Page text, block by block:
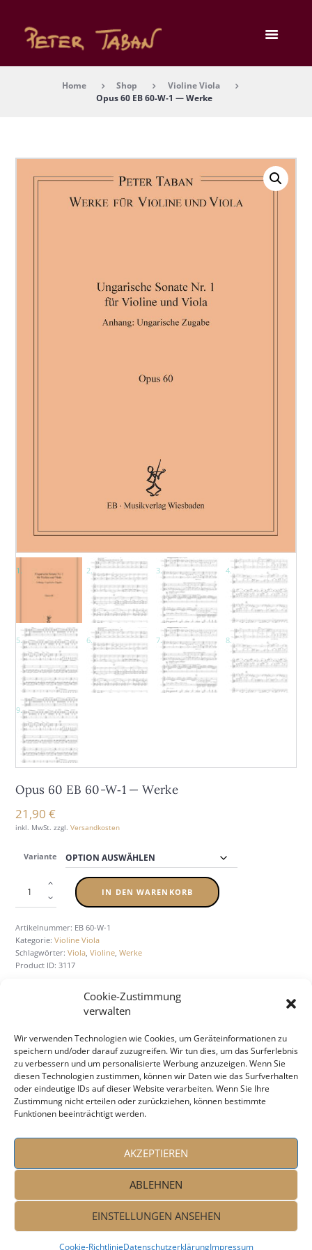
Cookie-Zustimmung
verwalten
Wir verwenden Technologien wie Cookies, um Geräteinformationen zu
speichern und/oder darauf zuzugreifen. Wir tun dies, um das Surferlebnis
zu verbessern und um personalisierte Werbung anzuzeigen. Wenn Sie
diesen Technologien zustimmen, können wir Daten wie das Surfverhalten
oder eindeutige IDs auf dieser Website verarbeiten. Wenn Sie Ihre
Zustimmung nicht erteilen oder zurückziehen, können bestimmte
Funktionen beeinträchtigt werden.
AKZEPTIEREN
ABLEHNEN
EINSTELLUNGEN ANSEHEN
Coo­kie-Richt­li­nieDaten­schutz­er­klä­rungImpressum
Home Shop
Violine Viola
Opus 60 EB 60-W‑1 — Wer­ke
Opus 60 EB 60-W‑1 — Wer­ke
21,90€
inkl. MwSt. zzgl.Versandkosten
Variante
IN DEN WARENKORB
Artikelnummer: EB 60-W-1
Kategorie:Violine Viola
Schlagwörter:Viola ,Violine ,Werke
Product ID: 3117
Beschreibung
Sei­ten: 58